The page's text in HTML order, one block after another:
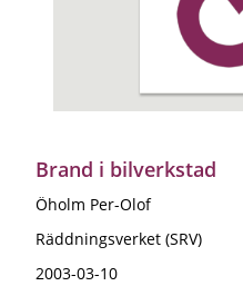
Brand i bilverkstad
Öholm Per-Olof
Räddningsverket (SRV)
2003-03-10